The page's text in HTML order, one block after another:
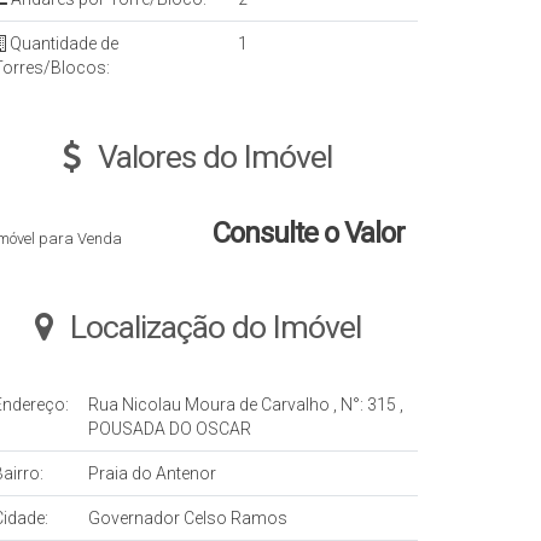
Quantidade de
Blocos:
1
Valores do Imóvel
Consulte o Valor
para Venda
Localização do Imóvel
Rua Nicolau Moura de Carvalho N°: 315
POUSADA DO OSCAR
Praia do Antenor
Governador Celso Ramos